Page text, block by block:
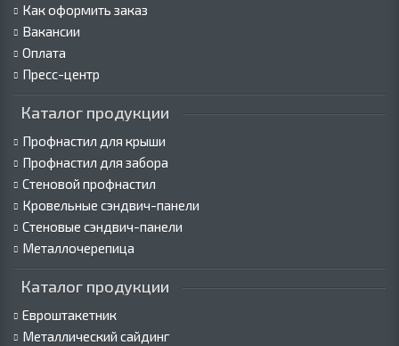
Как оформить заказ
Вакансии
Оплата
Пресс-центр
Каталог продукции
Профнастил для крыши
Профнастил для забора
Стеновой профнастил
Кровельные сэндвич-панели
Стеновые сэндвич-панели
Металлочерепица
Каталог продукции
Евроштакетник
Металлический сайдинг